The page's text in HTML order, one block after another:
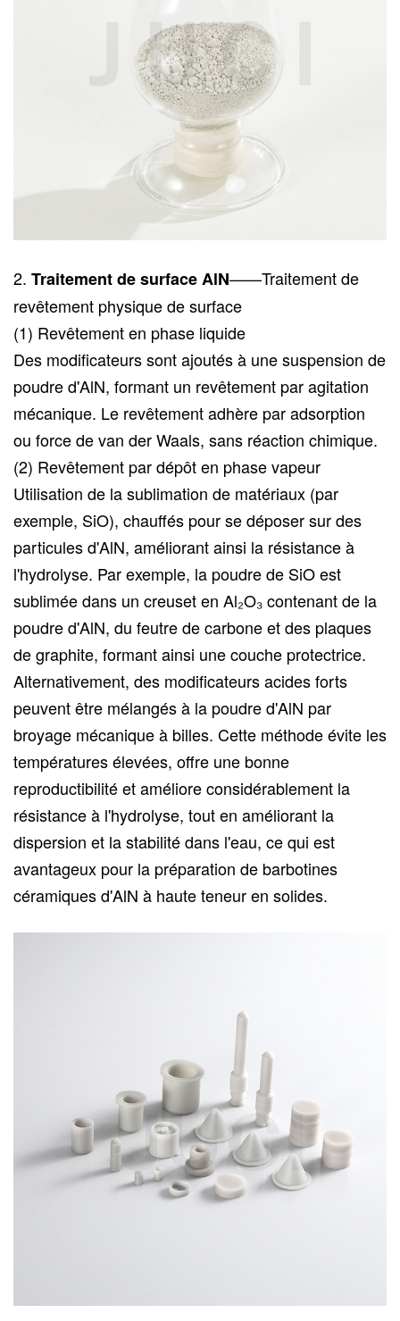
2. Traitement de surface AlN——Traitement de
revêtement physique de surface
(1) Revêtement en phase liquide
Des modificateurs sont ajoutés à une suspension de
poudre d'AlN, formant un revêtement par agitation
mécanique. Le revêtement adhère par adsorption
ou force de van der Waals, sans réaction chimique.
(2) Revêtement par dépôt en phase vapeur
Utilisation de la sublimation de matériaux (par
exemple, SiO), chauffés pour se déposer sur des
particules d'AlN, améliorant ainsi la résistance à
l'hydrolyse. Par exemple, la poudre de SiO est
sublimée dans un creuset en Al₂O₃ contenant de la
poudre d'AlN, du feutre de carbone et des plaques
de graphite, formant ainsi une couche protectrice.
Alternativement, des modificateurs acides forts
peuvent être mélangés à la poudre d'AlN par
broyage mécanique à billes. Cette méthode évite les
températures élevées, offre une bonne
reproductibilité et améliore considérablement la
résistance à l'hydrolyse, tout en améliorant la
dispersion et la stabilité dans l'eau, ce qui est
avantageux pour la préparation de barbotines
céramiques d'AlN à haute teneur en solides.